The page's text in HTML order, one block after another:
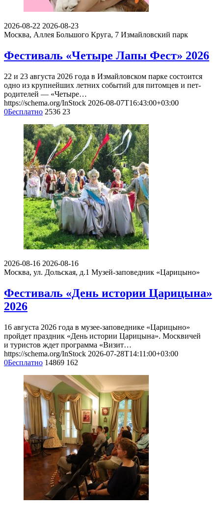
2026-08-22 2026-08-23
Москва, Аллея Большого Круга, 7 Измайловский парк
Фестиваль «Четыре Лапы Фест» 2026
22 и 23 августа 2026 года в Измайловском парке состоится
одно из крупнейших летних событий для питомцев и пет-
родителей — «Четыре…
https://schema.org/InStock 2026-08-07T16:43:00+03:00
0Бесплатно 2536 23
2026-08-16 2026-08-16
Москва, ул. Дольская, д.1 Музей-заповедник «Царицыно»
Фестиваль «День истории Царицына»
2026
16 августа 2026 года в музее-заповеднике «Царицыно»
пройдет праздник «День истории Царицына». Москвичей
и туристов ждет программа «Визит…
https://schema.org/InStock 2026-07-28T14:11:00+03:00
0Бесплатно 14869 162